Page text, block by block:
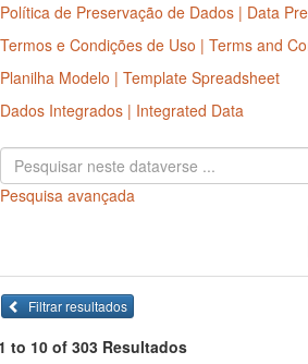
Política de Preservação de Dados | Data
Termos e Condições de Uso | Terms and
Planilha Modelo | Template Spreadsheet
Dados Integrados | Integrated Data
Pesquisa avançada
Filtrar resultados
to 10 of 303 Resultados